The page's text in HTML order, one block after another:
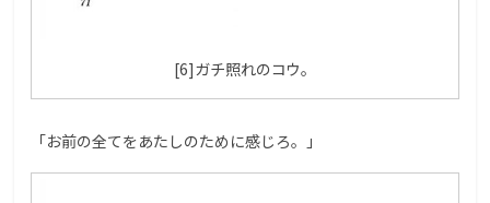
[6]ガチ照れのコウ。
「お前の全てをあたしのために感じろ。」